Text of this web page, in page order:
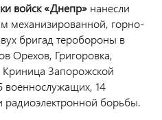
войск «Днепр» нанесли
механизированной, горно-
бригад теробороны в
Орехов, Григоровка,
Запорожской
военнослужащих, 14
радиоэлектронной борьбы.